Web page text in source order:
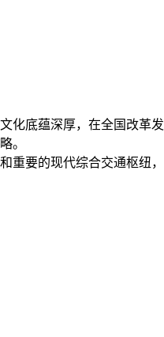
化底蕴深厚，在全国改革发
。
重要的现代综合交通枢纽，